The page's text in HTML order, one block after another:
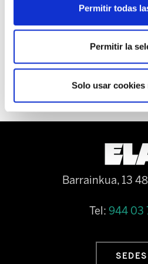
Permitir todas
Permitir la
Solo usar cookies
Barrainkua, 13
Tel: 944 03
SEDES